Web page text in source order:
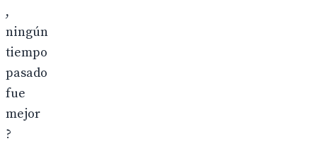
,
ningún
tiempo
pasado
fue
mejor
?